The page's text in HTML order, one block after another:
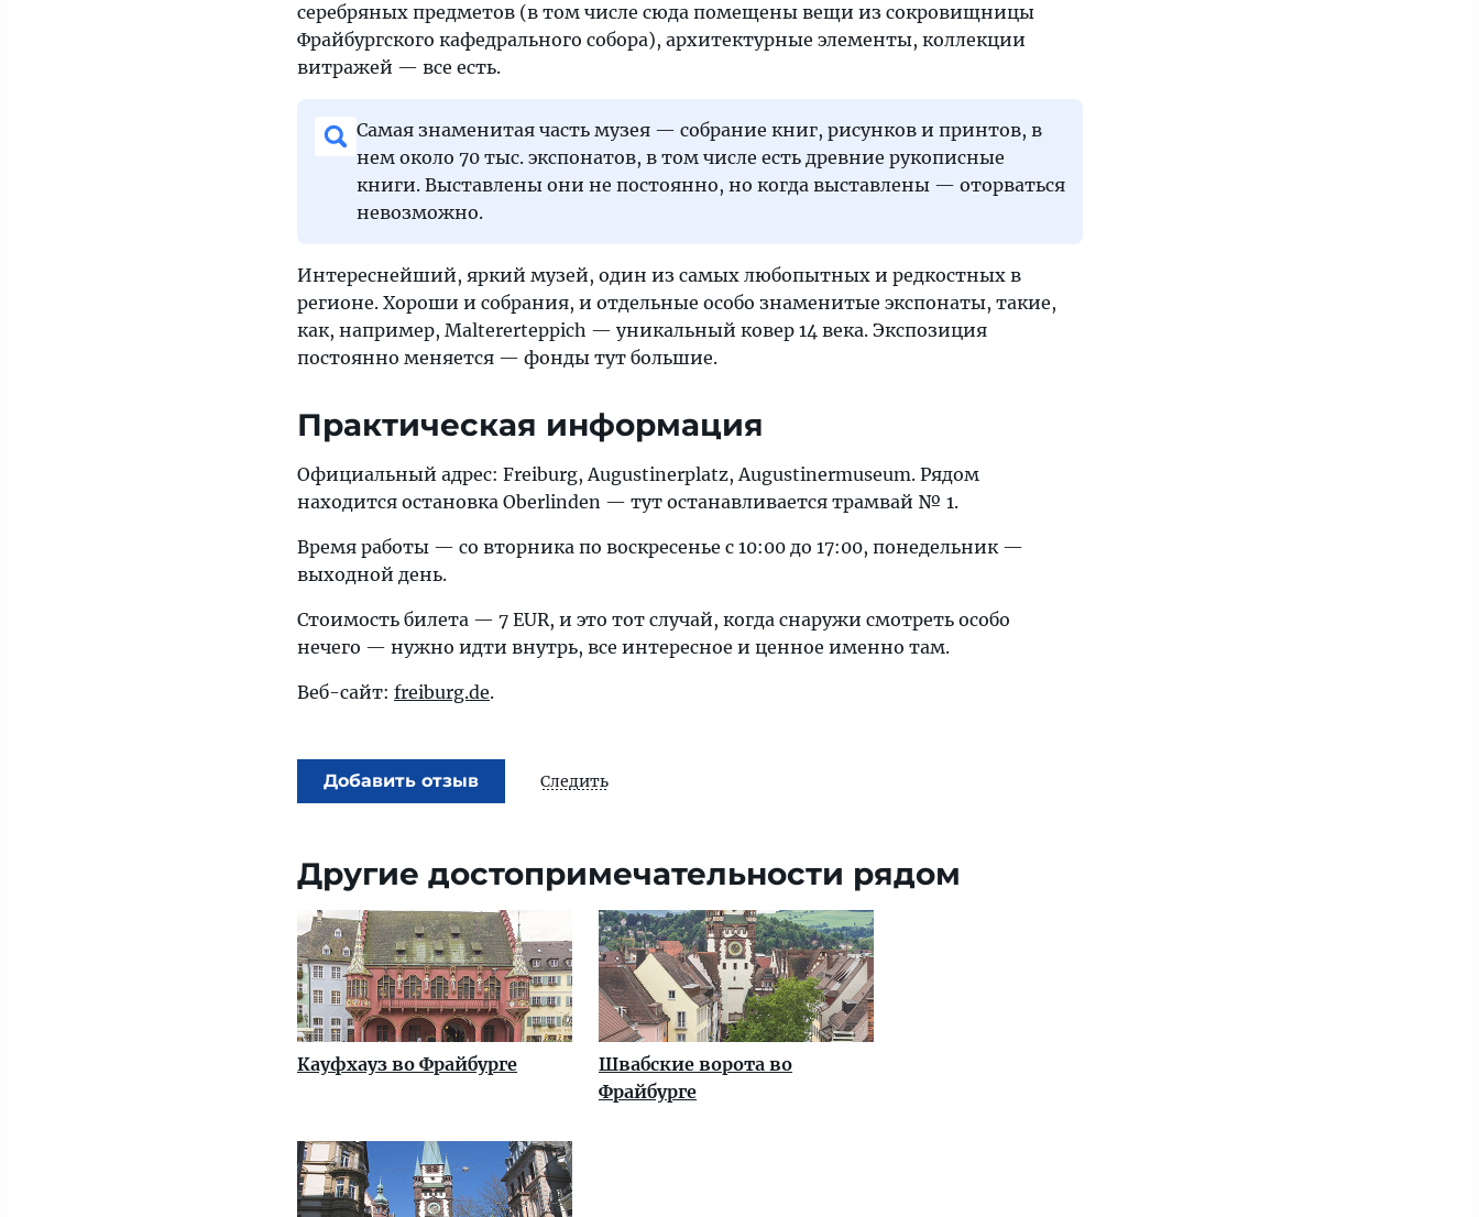
серебряных предметов (в том числе сюда помещены вещи из сокровищницы
Фрайбургского кафедрального собора), архитектурные элементы, коллекции
витражей — все есть.
Самая знаменитая часть музея — собрание книг, рисунков и принтов, в
нем около 70 тыс. экспонатов, в том числе есть древние рукописные
книги. Выставлены они не постоянно, но когда выставлены — оторваться
невозможно.
Интереснейший, яркий музей, один из самых любопытных и редкостных в
регионе. Хороши и собрания, и отдельные особо знаменитые экспонаты, такие,
как, например, Maltererteppich — уникальный ковер 14 века. Экспозиция
постоянно меняется — фонды тут большие.
Практическая информация
Официальный адрес: Freiburg, Augustinerplatz, Augustinermuseum. Рядом
находится остановка Oberlinden — тут останавливается трамвай № 1.
Время работы — со вторника по воскресенье с 10:00 до 17:00, понедельник —
выходной день.
Стоимость билета — 7 EUR, и это тот случай, когда снаружи смотреть особо
нечего — нужно идти внутрь, все интересное и ценное именно там.
Веб-сайт: freiburg.de.
Добавить отзыв Следить
Другие достопримечательности рядом
Кауфхауз во Фрайбурге
Швабские ворота во
Фрайбурге